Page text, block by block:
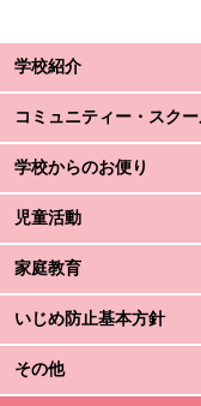
学校紹介
コミュニティー・スク
学校からのお便り
児童活動
家庭教育
いじめ防止基本方針
その他